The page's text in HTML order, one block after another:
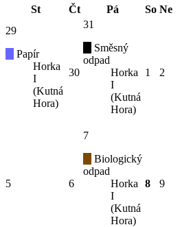
St Čt Pá So Ne
29
Papír
Horka
I
(Kutná
Hora)
30
31
Směsný
odpad
Horka
I
(Kutná
Hora)
1 2
5 6
7
Biologický
odpad
Horka
I
(Kutná
Hora)
8 9